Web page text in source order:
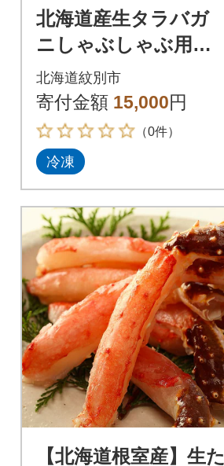
北海道産生タラバガ
ニしゃぶしゃぶ用
【脚先付き】500g1パ
ック
北海道紋別市
寄付金額 15,000円
（0件）
冷凍
【北海道根室産】生た